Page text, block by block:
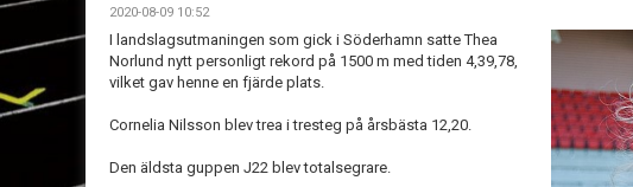
2020-08-09 10:52
I landslagsutmaningen som gick i Söderhamn satte Thea
Norlund nytt personligt rekord på 1500 m med tiden 4,39,78,
vilket gav henne en fjärde plats.
Cornelia Nilsson blev trea i tresteg på årsbästa 12,20.
Den äldsta guppen J22 blev totalsegrare.